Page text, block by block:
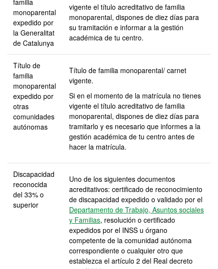
familia
monoparental
expedido por
la Generalitat
de Catalunya
vigente el título acreditativo de familia
monoparental, dispones de diez días para
su tramitación e informar a la gestión
académica de tu centro.
Título de
familia
monoparental
expedido por
otras
comunidades
autónomas
Título de familia monoparental/ carnet
vigente.
Si en el momento de la matrícula no tienes
vigente el título acreditativo de familia
monoparental, dispones de diez días para
tramitarlo y es necesario que informes a la
gestión académica de tu centro antes de
hacer la matrícula.
Discapacidad
reconocida
del 33% o
superior
Uno de los siguientes documentos
acreditativos: certificado de reconocimiento
de discapacidad expedido o validado por el
Departamento de Trabajo, Asuntos sociales
y Familias, resolución o certificado
expedidos por el INSS u órgano
competente de la comunidad autónoma
correspondiente o cualquier otro que
establezca el artículo 2 del Real decreto